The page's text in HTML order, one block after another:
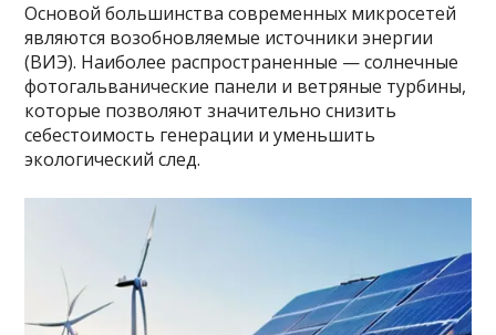
Основой большинства современных микросетей
являются возобновляемые источники энергии
(ВИЭ). Наиболее распространенные — солнечные
фотогальванические панели и ветряные турбины,
которые позволяют значительно снизить
себестоимость генерации и уменьшить
экологический след.